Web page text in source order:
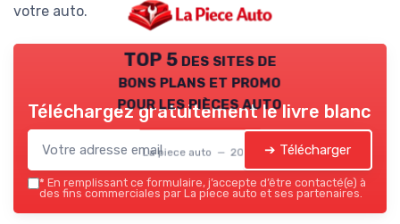
votre auto.
TOP 5 des sites de
bons plans et promo
pour les pièces auto
La piece auto — 2026
Téléchargez gratuitement le livre blanc
➔ Télécharger
* En remplissant ce formulaire, j’accepte d’être contacté(e) à
des fins commerciales par La piece auto et ses partenaires.